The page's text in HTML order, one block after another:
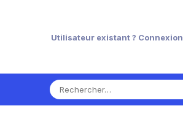
Utilisateur existant ? Connexion